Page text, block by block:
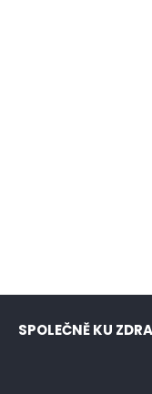
SPOLEČNĚ KU